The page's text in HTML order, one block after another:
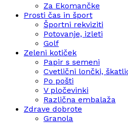
Za Ekomančke
Prosti čas in šport
Športni rekviziti
Potovanje, izleti
Golf
Zeleni kotiček
Papir s semeni
Cvetlični lončki,
Po pošti
V pločevinki
Različna embalaža
Zdrave dobrote
Granola